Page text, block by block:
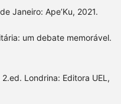
Janeiro: Ape’Ku, 2021.
um debate memorável.
Londrina: Editora UEL,